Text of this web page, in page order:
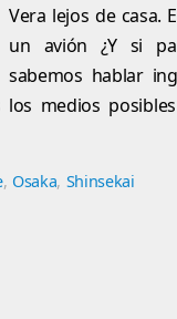
Vera lejos de casa.
un avión ¿Y si
sabemos hablar
medios
, Osaka, Shinsekai